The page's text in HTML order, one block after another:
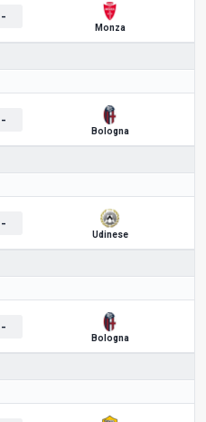
-
Monza
-
Bologna
-
Udinese
-
Bologna